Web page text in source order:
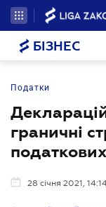
БІЗНЕС
Податки
граничні
28 січня 2021,